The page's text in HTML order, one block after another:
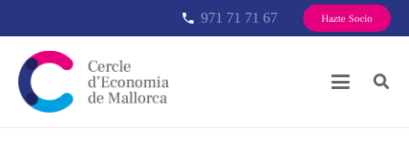
phone 971 71 71 67 Hazte Socio